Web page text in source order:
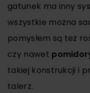
gatunek ma inny
wszystkie można
pomysłem są też
czy nawet
takiej konstrukcji i
talerz.